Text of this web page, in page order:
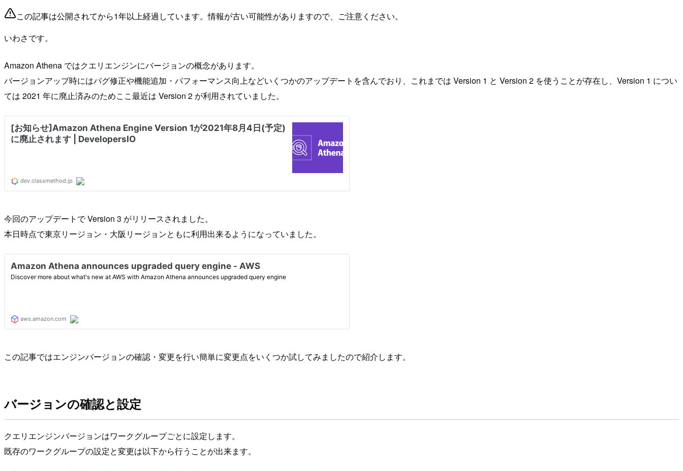
この記事は公開されてから1年以上経過しています。情報が古い可能性がありますので、ご注意ください。
いわさです。
Amazon Athena ではクエリエンジンにバージョンの概念があります。
バージョンアップ時にはバグ修正や機能追加・パフォーマンス向上などいくつかのアップデートを含んでおり、これまでは Version 1 と Version 2 を使うことが存在し、Version 1 につい
ては 2021 年に廃止済みのためここ最近は Version 2 が利用されていました。
今回のアップデートで Version 3 がリリースされました。
本日時点で東京リージョン・大阪リージョンともに利用出来るようになっていました。
この記事ではエンジンバージョンの確認・変更を行い簡単に変更点をいくつか試してみましたので紹介します。
バージョンの確認と設定
クエリエンジンバージョンはワークグループごとに設定します。
既存のワークグループの設定と変更は以下から行うことが出来ます。